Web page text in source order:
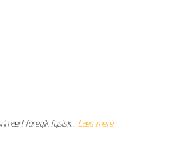
foregik fysisk… Læs mere